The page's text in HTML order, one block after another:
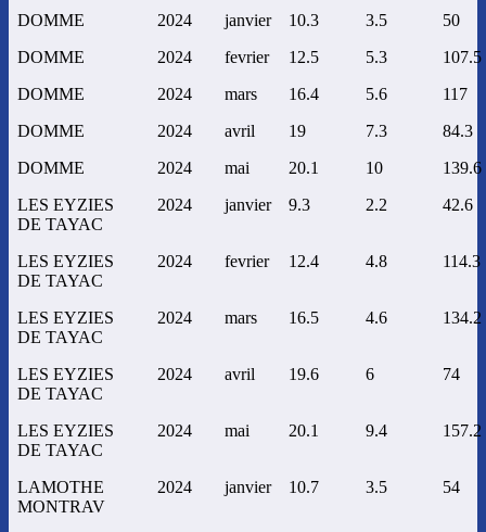
DOMME
2024 janvier 10.3 3.5
50
DOMME
2024 fevrier 12.5 5.3
107.5
DOMME
2024 mars 16.4 5.6
117
DOMME
2024 avril 19 7.3
84.3
DOMME
2024 mai 20.1 10
139.6
LES EYZIES
DE TAYAC
2024 janvier 9.3 2.2 42.6
LES EYZIES
DE TAYAC
2024 fevrier 12.4 4.8 114.3
LES EYZIES
DE TAYAC
2024 mars 16.5 4.6 134.2
LES EYZIES
DE TAYAC
2024 avril 19.6 6 74
LES EYZIES
DE TAYAC
2024 mai 20.1 9.4 157.2
LAMOTHE
MONTRAV
2024 janvier 10.7 3.5 54